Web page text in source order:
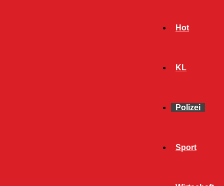
Hot
KL
Polizei
Sport